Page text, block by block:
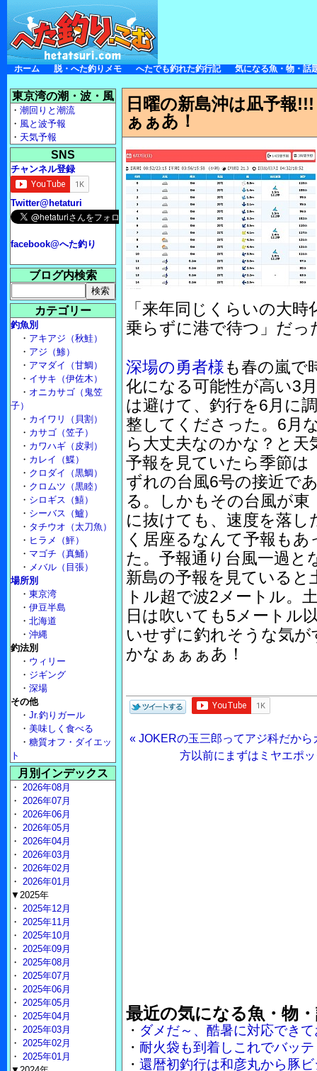
ホーム 脱・へた釣りメモ へたでも釣れた釣行記 気になる魚・物・話
日曜の新島沖は凪予報
ぁぁあ！
「来年同じくらいの大
乗らずに港で待つ」だっ
深場の勇者様も春の嵐で
化になる可能性が高い3月
は避けて、釣行を6月に調
整してくださった。6月
ら大丈夫なのかな？と天
予報を見ていたら季節は
ずれの台風6号の接近で
る。しかもその台風が東
に抜けても、速度を落
く居座るなんて予報も
た。予報通り台風一過と
新島の予報を見ていると
トル超で波2メートル。
日は吹いても5メートル
いせずに釣れそうな気
かなぁぁぁあ！
« JOKERの玉三郎ってアジ科だか
方以前にまずはミヤエポ
最近の気になる魚・物
・ ダメだ～、酷暑に対応でき
・ 耐火袋も到着しこれでバッ
・ 還暦初釣行は和彦丸から豚
東京湾の潮・波・風
・ 潮回りと潮流
・ 風と波予報
・ 天気予報
SNS
チャンネル登録
Twitter@hetaturi
facebook@へた釣り
ブログ内検索
カテゴリー
釣魚別
・ アキアジ（秋鮭）
・ アジ（鯵）
・ アマダイ（甘鯛）
・ イサキ（伊佐木）
・ オニカサゴ（鬼笠
子）
・ カイワリ（貝割）
・ カサゴ（笠子）
・ カワハギ（皮剥）
・ カレイ（鰈）
・ クロダイ（黒鯛）
・ クロムツ（黒睦）
・ シロギス（鱚）
・ シーバス（鱸）
・ タチウオ（太刀魚）
・ ヒラメ（鮃）
・ マゴチ（真鯒）
・ メバル（目張）
場所別
・ 東京湾
・ 伊豆半島
・ 北海道
・ 沖縄
釣法別
・ ウィリー
・ ジギング
・ 深場
その他
・ Jr.釣りガール
・ 美味しく食べる
・ 糖質オフ・ダイエッ
ト
月別インデックス
・ 2026年08月
・ 2026年07月
・ 2026年06月
・ 2026年05月
・ 2026年04月
・ 2026年03月
・ 2026年02月
・ 2026年01月
▼2025年
・ 2025年12月
・ 2025年11月
・ 2025年10月
・ 2025年09月
・ 2025年08月
・ 2025年07月
・ 2025年06月
・ 2025年05月
・ 2025年04月
・ 2025年03月
・ 2025年02月
・ 2025年01月